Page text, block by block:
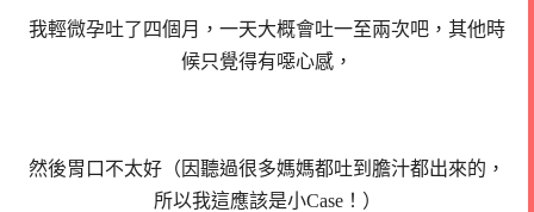
我輕微孕吐了四個月，一天大概會吐一至兩次吧，其他時
候只覺得有噁心感，
然後胃口不太好（因聽過很多媽媽都吐到膽汁都出來的，
所以我這應該是小Case！）